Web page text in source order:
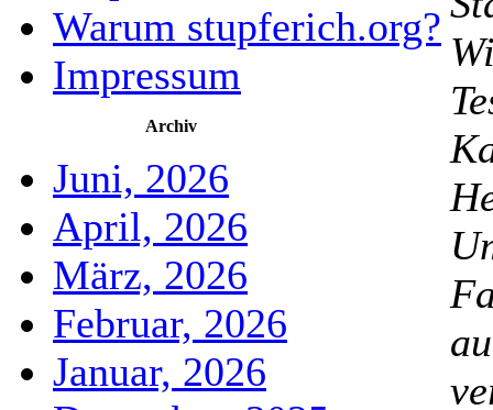
Warum stupferich.org?
Impressum
Archiv
Juni, 2026
April, 2026
März, 2026
Februar, 2026
Januar, 2026